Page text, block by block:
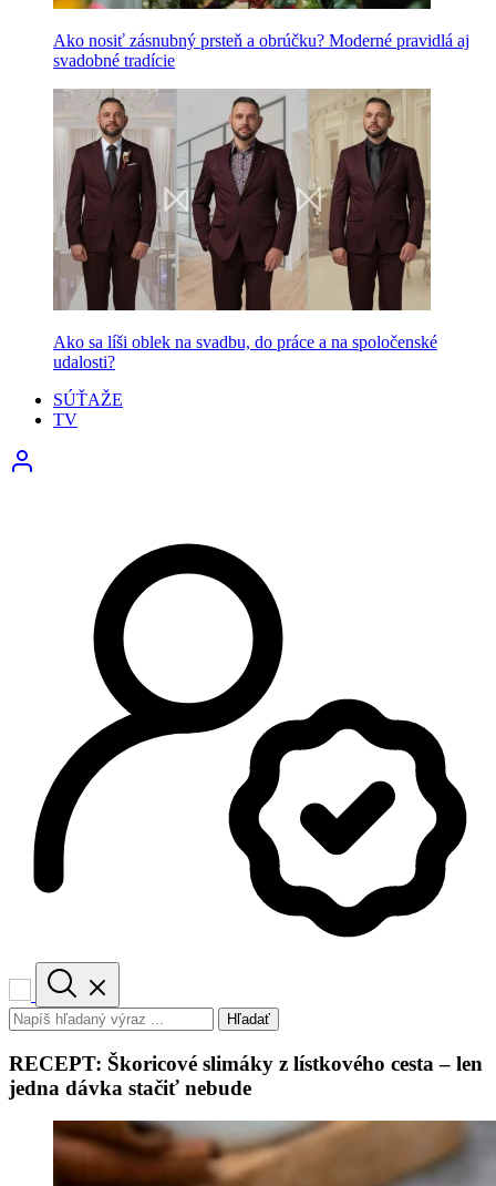
Ako nosiť zásnubný prsteň a obrúčku? Moderné pravidlá aj
svadobné tradície
Ako sa líši oblek na svadbu, do práce a na spoločenské
udalosti?
SÚŤAŽE
TV
Hľadať
RECEPT: Škoricové slimáky z lístkového cesta – len
jedna dávka stačiť nebude